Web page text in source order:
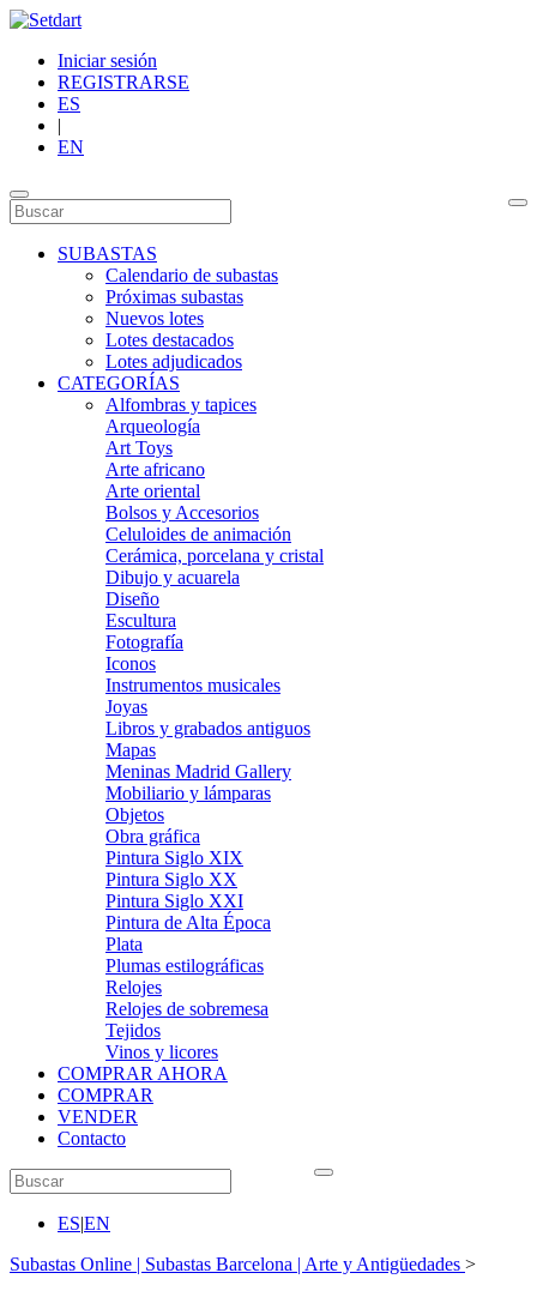
Iniciar sesión
REGISTRARSE
ES
|
EN
SUBASTAS
Calendario de subastas
Próximas subastas
Nuevos lotes
Lotes destacados
Lotes adjudicados
CATEGORÍAS
Alfombras y tapices
Arqueología
Art Toys
Arte africano
Arte oriental
Bolsos y Accesorios
Celuloides de animación
Cerámica, porcelana y cristal
Dibujo y acuarela
Diseño
Escultura
Fotografía
Iconos
Instrumentos musicales
Joyas
Libros y grabados antiguos
Mapas
Meninas Madrid Gallery
Mobiliario y lámparas
Objetos
Obra gráfica
Pintura Siglo XIX
Pintura Siglo XX
Pintura Siglo XXI
Pintura de Alta Época
Plata
Plumas estilográficas
Relojes
Relojes de sobremesa
Tejidos
Vinos y licores
COMPRAR AHORA
COMPRAR
VENDER
Contacto
ES|EN
Subastas Online | Subastas Barcelona | Arte y Antigüedades >